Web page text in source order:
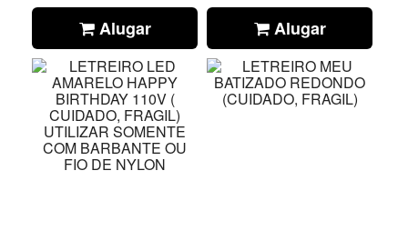
Alugar Alugar